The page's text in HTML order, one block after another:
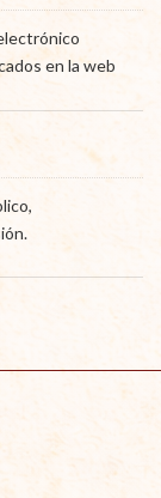
en la web